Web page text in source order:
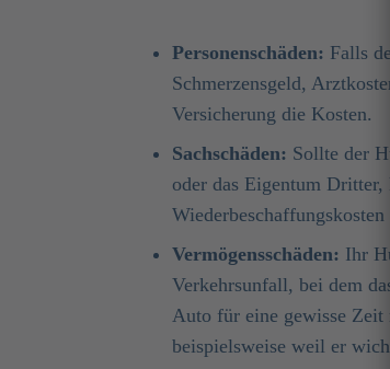
Personenschäden: Falls
Schmerzensgeld,
Versicherung die Kosten.
Sachschäden: Sollte der
oder das Eigentum Dritter,
Wiederbeschaffungskosten
Vermögensschäden: Ihr
Verkehrsunfall, bei dem
Auto für eine gewisse Zeit
beispielsweise weil er